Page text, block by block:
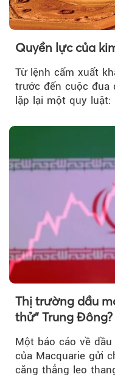
Quyền lực của
Từ lệnh cấm xuất
trước đến cuộc đua
lặp lại một quy luật:
Thị trường dầu
thử" Trung Đông?
Một báo cáo về
của Macquarie gửi
căng thẳng leo